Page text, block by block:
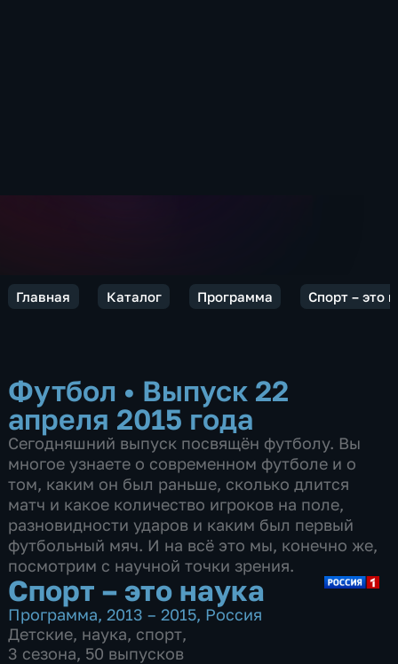
Главная Каталог Программа Спорт – это
Футбол • Выпуск 22
апреля 2015 года
Сегодняшний выпуск посвящён футболу. Вы
многое узнаете о современном футболе и о
том, каким он был раньше, сколько длится
матч и какое количество игроков на поле,
разновидности ударов и каким был первый
футбольный мяч. И на всё это мы, конечно же,
посмотрим с научной точки зрения.
Спорт – это наука
Программа,2013 – 2015, Россия
Детские, наука, спорт,
3 сезона, 50 выпусков